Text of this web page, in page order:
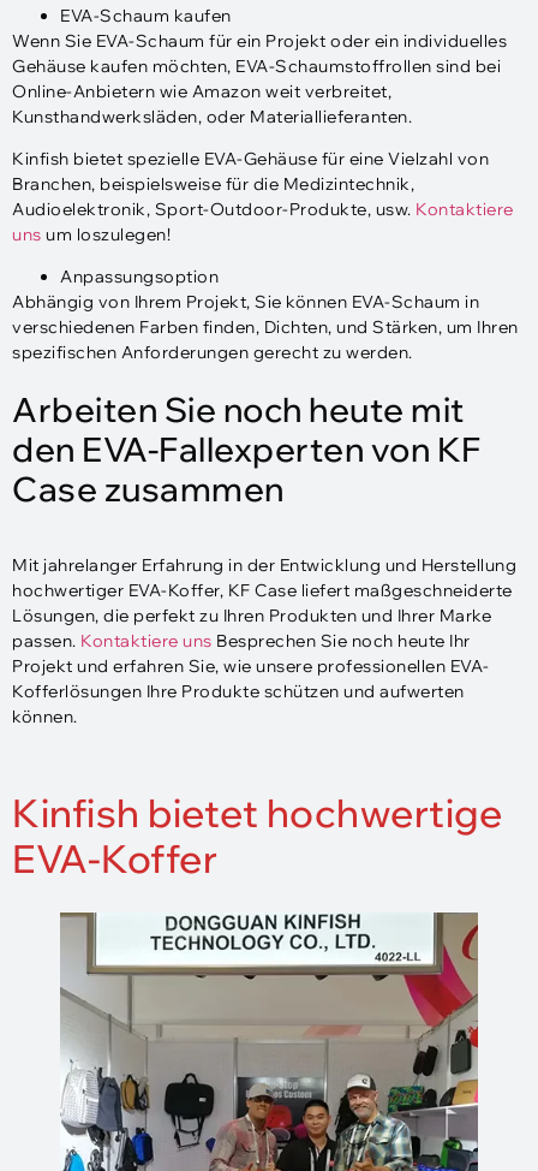
EVA-Schaum kaufen
Wenn Sie EVA-Schaum für ein Projekt oder ein individuelles
Gehäuse kaufen möchten, EVA-Schaumstoffrollen sind bei
Online-Anbietern wie Amazon weit verbreitet,
Kunsthandwerksläden, oder Materiallieferanten.
Kinfish bietet spezielle EVA-Gehäuse für eine Vielzahl von
Branchen, beispielsweise für die Medizintechnik,
Audioelektronik, Sport-Outdoor-Produkte, usw. Kontaktiere
uns um loszulegen!
Anpassungsoption
Abhängig von Ihrem Projekt, Sie können EVA-Schaum in
verschiedenen Farben finden, Dichten, und Stärken, um Ihren
spezifischen Anforderungen gerecht zu werden.
Arbeiten Sie noch heute mit
den EVA-Fallexperten von KF
Case zusammen
Mit jahrelanger Erfahrung in der Entwicklung und Herstellung
hochwertiger EVA-Koffer, KF Case liefert maßgeschneiderte
Lösungen, die perfekt zu Ihren Produkten und Ihrer Marke
passen. Kontaktiere uns Besprechen Sie noch heute Ihr
Projekt und erfahren Sie, wie unsere professionellen EVA-
Kofferlösungen Ihre Produkte schützen und aufwerten
können.
Kinfish bietet hochwertige
EVA-Koffer